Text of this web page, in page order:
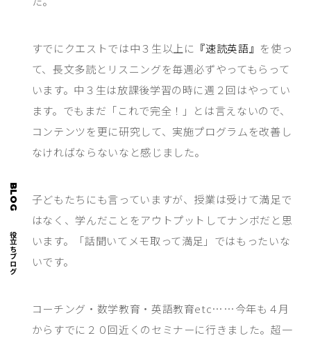
BLOG
お役立ちブログ
すでにクエストでは中３生以上に 『速読英語』 を使っ
て、長文多読とリスニングを毎週必ずやってもらって
います。中３生は放課後学習の時に週２回はやってい
ます。でもまだ「これで完全！」とは言えないので、
コンテンツを更に研究して、実施プログラムを改善し
なければならないなと感じました。
子どもたちにも言っていますが、授業は受けて満足で
はなく、学んだことをアウトプットしてナンボだと思
います。「話聞いてメモ取って満足」ではもったいな
いです。
コーチング・数学教育・英語教育etc……今年も４月
からすでに２０回近くのセミナーに行きました。超一